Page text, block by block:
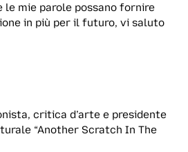
le mie parole possano fornire
in più per il futuro, vi saluto
critica d’arte e presidente
“Another Scratch In The